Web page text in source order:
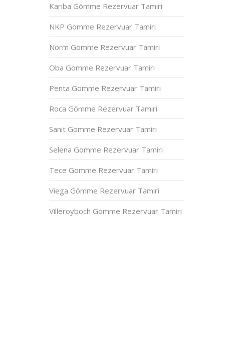
Kariba Gömme Rezervuar Tamiri
NKP Gömme Rezervuar Tamiri
Norm Gömme Rezervuar Tamiri
Oba Gömme Rezervuar Tamiri
Penta Gömme Rezervuar Tamiri
Roca Gömme Rezervuar Tamiri
Sanit Gömme Rezervuar Tamiri
Selena Gömme Rezervuar Tamiri
Tece Gömme Rezervuar Tamiri
Viega Gömme Rezervuar Tamiri
Villeroyboch Gömme Rezervuar Tamiri